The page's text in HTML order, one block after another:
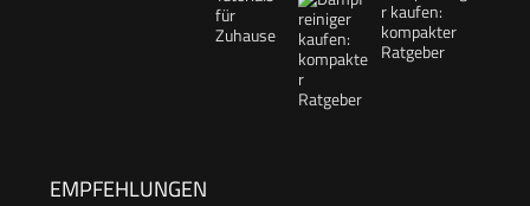
r kaufen:
kompakter
Ratgeber
EMPFEHLUNGEN